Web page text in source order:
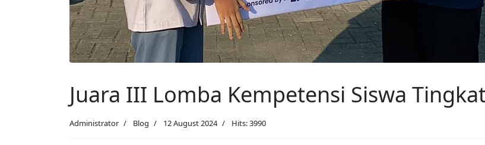
Juara III Lomba Kempetensi Siswa
Administrator Blog 12 August 2024 Hits: 3990